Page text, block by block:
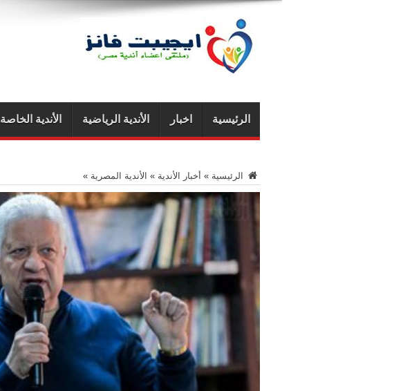
الرئيسية اخبار الأندية الرياضية الأندية الخاصة
الرئيسية » أخبار الأندية » الأندية المصرية »